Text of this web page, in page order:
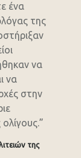
ένα
της
να
να
στην
της